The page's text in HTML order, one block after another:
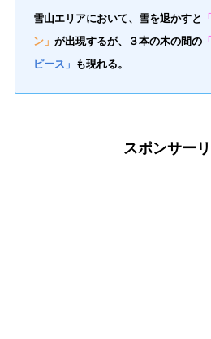
雪山エリアにおいて、雪を退かすと
ン」が出現するが、３本の木の間の
ピース」 も現れる。
スポンサー